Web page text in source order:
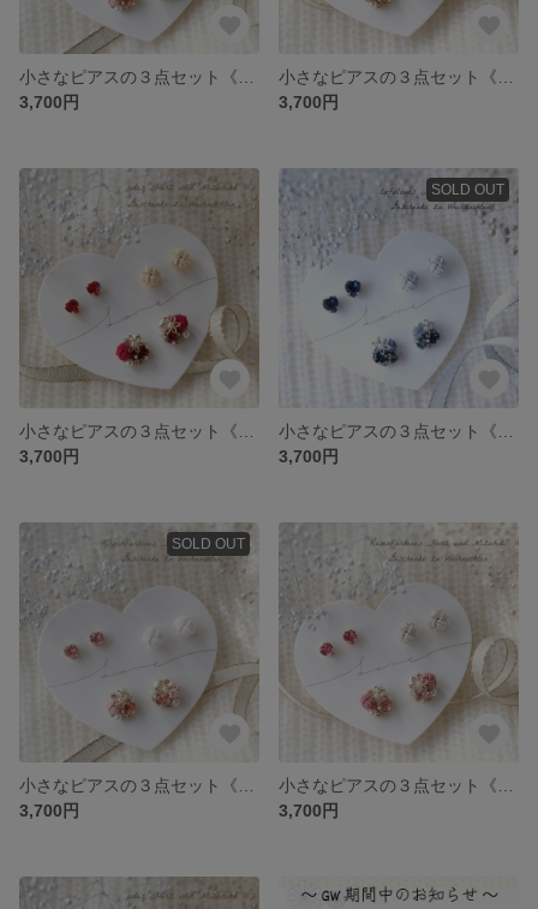
3,700円
3,700円
3,700円
SOLD OUT
3,700円
SOLD OUT
3,700円
3,700円